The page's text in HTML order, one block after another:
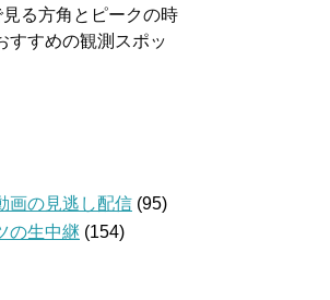
見る方角とピークの時
すすめの観測スポッ
画の見逃し配信 (95)
の生中継 (154)